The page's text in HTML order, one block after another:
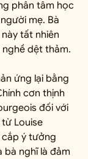
phân tâm học
mẹ. Bà
tất nhiên
nghề dệt thảm.
ứng lại bằng
cơn thịnh
đối với
Louise
cắp ý tưởng
bà nghĩ là đảm